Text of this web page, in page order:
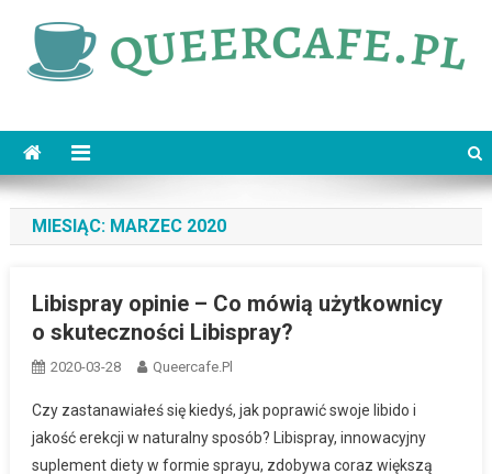
content
MIESIĄC: MARZEC 2020
Libispray opinie – Co mówią użytkownicy
o skuteczności Libispray?
2020-03-28 Queercafe.pl
Czy zastanawiałeś się kiedyś, jak poprawić swoje libido i
jakość erekcji w naturalny sposób? Libispray, innowacyjny
suplement diety w formie sprayu, zdobywa coraz większą